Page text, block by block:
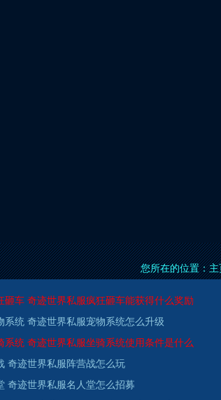
您所在的位置：主
砸车 奇迹世界私服疯狂砸车能获得什么奖励
统 奇迹世界私服宠物系统怎么升级
系统 奇迹世界私服坐骑系统使用条件是什么
奇迹世界私服阵营战怎么玩
奇迹世界私服名人堂怎么招募